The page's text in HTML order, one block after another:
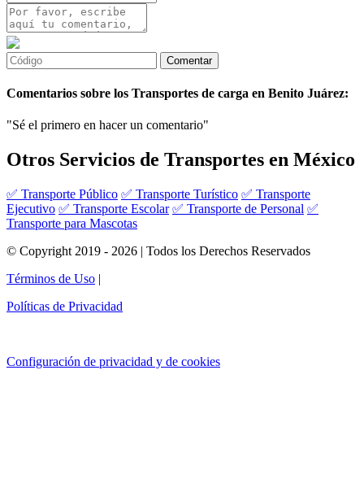
Comentarios sobre los Transportes de carga en Benito Juárez:
"Sé el primero en hacer un comentario"
Otros Servicios de Transportes en México
✅ Transporte Público ✅ Transporte Turístico ✅ Transporte
Ejecutivo ✅ Transporte Escolar ✅ Transporte de Personal ✅
Transporte para Mascotas
© Copyright 2019 - 2026 | Todos los Derechos Reservados
Términos de Uso |
Políticas de Privacidad
Configuración de privacidad y de cookies